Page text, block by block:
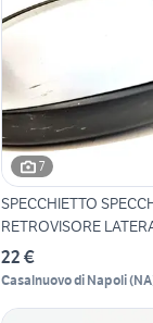
7
SPECCHIETTO
RETROVISORE
O
22 €
Casalnuovo di Napoli(NA